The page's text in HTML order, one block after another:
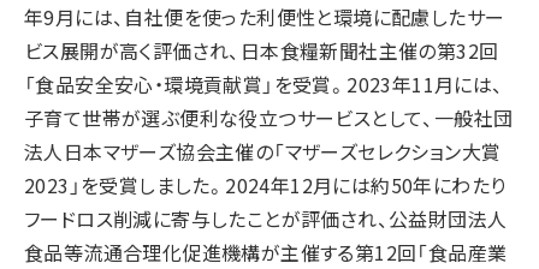
年9月には、自社便を使った利便性と環境に配慮したサー
ビス展開が高く評価され、日本食糧新聞社主催の第32回
「食品安全安心・環境貢献賞」を受賞。2023年11月には、
子育て世帯が選ぶ便利な役立つサービスとして、一般社団
法人日本マザーズ協会主催の「マザーズセレクション大賞
2023」を受賞しました。2024年12月には約50年にわたり
フードロス削減に寄与したことが評価され、公益財団法人
食品等流通合理化促進機構が主催する第12回「食品産業